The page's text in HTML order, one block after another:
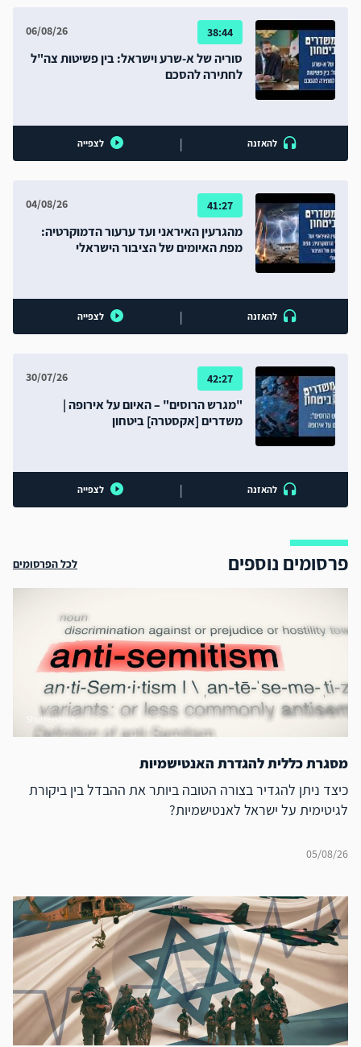
38:44
06/08/26
סוריה של א-שרע וישראל: בין פשיטות צה"ל
לחתירה להסכם
להאזנה | לצפייה
41:27
04/08/26
מהגרעין האיראני ועד ערעור הדמוקרטיה:
מפת האיומים של הציבור הישראלי
להאזנה | לצפייה
42:27
30/07/26
"מגרש הרוסים" – האיום על אירופה |
משדרים [אקסטרה] ביטחון
להאזנה | לצפייה
פרסומים נוספים לכל הפרסומים
Shutterstock
מסגרת כללית להגדרת האנטישמיות
כיצד ניתן להגדיר בצורה הטובה ביותר את ההבדל בין ביקורת
לגיטימית על ישראל לאנטישמיות?
05/08/26